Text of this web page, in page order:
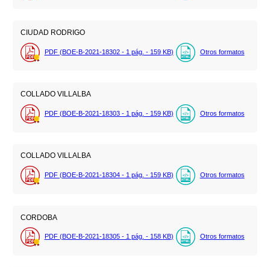
CIUDAD RODRIGO
PDF (BOE-B-2021-18302 - 1 pág. - 159 KB) Otros formatos
COLLADO VILLALBA
PDF (BOE-B-2021-18303 - 1 pág. - 159 KB) Otros formatos
COLLADO VILLALBA
PDF (BOE-B-2021-18304 - 1 pág. - 159 KB) Otros formatos
CORDOBA
PDF (BOE-B-2021-18305 - 1 pág. - 158 KB) Otros formatos